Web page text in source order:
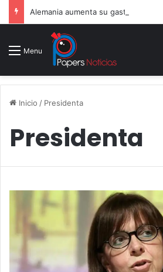
Menu
Inicio / Presidenta
Presidenta